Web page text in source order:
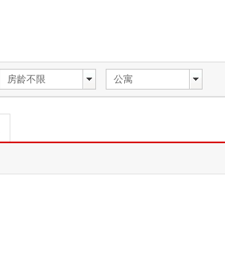
房龄不限 公寓